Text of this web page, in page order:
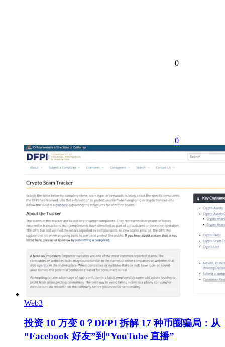
0
0
Web3
投资 10 万变 0？DFPI 拆解 17 种币圈骗局：从
“Facebook 好友”到“YouTube 直播”